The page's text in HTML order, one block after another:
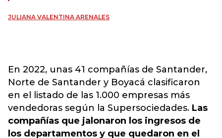
JULIANA VALENTINA ARENALES
En 2022, unas 41 compañías de Santander,
Norte de Santander y Boyacá clasificaron
en el listado de las 1.000 empresas más
vendedoras según la Supersociedades. Las
compañías que jalonaron los ingresos de
los departamentos y que quedaron en el